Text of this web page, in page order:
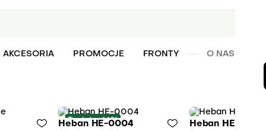
AKCESORIA PROMOCJE FRONTY O NAS
Taniej o 66%
Heban HE-0004
Heban HE-0102